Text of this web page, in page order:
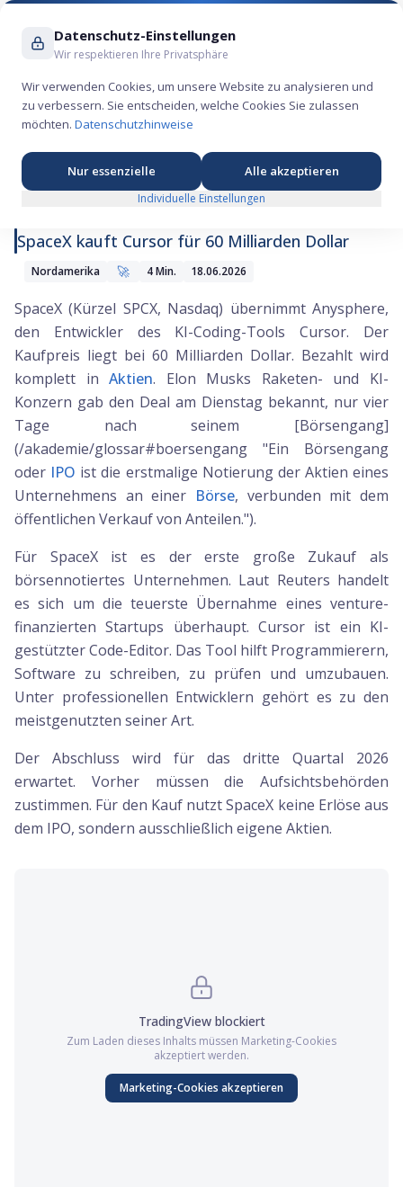
Suche ...
SpaceX schnappt sich Cursor für 60 Milliarden
SpaceX kauft Cursor für 60 Milliarden Dollar
Nordamerika 🚀 4Min. 18.06.2026
SpaceX (Kürzel SPCX, Nasdaq) übernimmt Anysphere,
den Entwickler des KI-Coding-Tools Cursor. Der
Kaufpreis liegt bei 60 Milliarden Dollar. Bezahlt wird
komplett inAktien. Elon Musks Raketen- und KI-
Konzern gab den Deal am Dienstag bekannt, nur vier
Tage nach seinem [Börsengang]
(/akademie/glossar#boersengang "Ein Börsengang
oder IPO ist die erstmalige Notierung der Aktien eines
Unternehmens an einer Börse, verbunden mit dem
öffentlichen Verkauf von Anteilen.").
Für SpaceX ist es der erste große Zukauf als
börsennotiertes Unternehmen. Laut Reuters handelt
es sich um die teuerste Übernahme eines venture-
finanzierten Startups überhaupt. Cursor ist ein KI-
gestützter Code-Editor. Das Tool hilft Programmierern,
Software zu schreiben, zu prüfen und umzubauen.
Unter professionellen Entwicklern gehört es zu den
meistgenutzten seiner Art.
Der Abschluss wird für das dritte Quartal 2026
erwartet. Vorher müssen die Aufsichtsbehörden
zustimmen. Für den Kauf nutzt SpaceX keine Erlöse aus
dem IPO, sondern ausschließlich eigene Aktien.
TradingViewblockiert
Zum Laden dieses Inhalts müssen Marketing-Cookies
akzeptiert werden.
Marketing-Cookies akzeptieren
Datenschutz-Einstellungen
Wir respektieren Ihre Privatsphäre
Wir verwenden Cookies, um unsere Website zu analysieren und
zu verbessern. Sie entscheiden, welche Cookies Sie zulassen
möchten. Datenschutzhinweise
Nur essenzielle Alle akzeptieren
Individuelle Einstellungen